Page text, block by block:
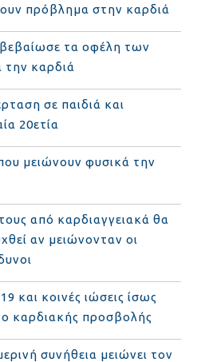
πρόβλημα στην καρδιά
τα οφέλη των
καρδιά
σε παιδιά και
20ετία
μειώνουν φυσικά την
από καρδιαγγειακά θα
αν μειώνονταν οι
και κοινές ιώσεις ίσως
καρδιακής προσβολής
συνήθεια μειώνει τον